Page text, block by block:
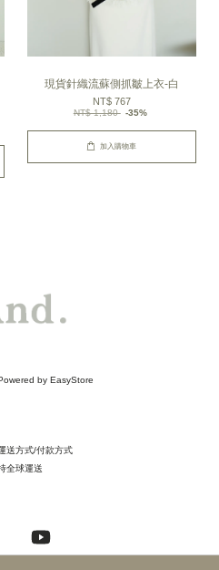
現貨針織流蘇側抓皺上衣-白
NT$ 767
NT$ 1,180 -35%
加入購物車
by EasyStore
送方式/付款方式
全球運送
Instagram